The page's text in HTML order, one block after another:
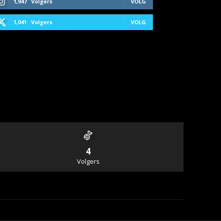
1,041 Volgers VOLG
4
Volgers